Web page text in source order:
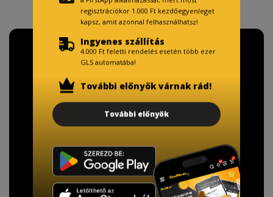
regisztrációkor 1.000 Ft kezdőegyenleget
kapsz, amit azonnal felhasználhatsz!
Ingyenes szállítás
4.000 Ft feletti rendelés esetén több ezer
GLS automatába!
További előnyök várnak rád!
További előnyök